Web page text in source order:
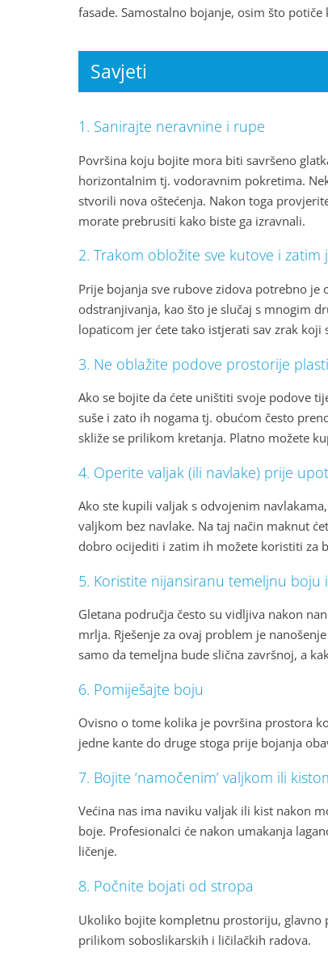
fasade. Samostalno bojanje, osim što
Savjeti
1. Sanirajte neravnine i rupe
Površina koju bojite mora biti savršeno
horizontalnim tj. vodoravnim pokretima.
stvorili nova oštećenja. Nakon toga
morate prebrusiti kako biste ga izravnali.
2. Trakom obložite sve kutove i zatim
Prije bojanja sve rubove zidova potrebno
odstranjivanja, kao što je slučaj s mnogim
lopaticom jer ćete tako istjerati sav zrak koji
3. Ne oblažite podove prostorije
Ako se bojite da ćete uništiti svoje podove
suše i zato ih nogama tj. obućom često
skliže se prilikom kretanja. Platno možete
4. Operite valjak (ili navlake) prije
Ako ste kupili valjak s odvojenim
valjkom bez navlake. Na taj način maknut
dobro ocijediti i zatim ih možete koristiti za
5. Koristite nijansiranu temeljnu boju
Gletana područja često su vidljiva nakon
mrlja. Rješenje za ovaj problem je
samo da temeljna bude slična završnoj, a
6. Pomiješajte boju
Ovisno o tome kolika je površina prostora
jedne kante do druge stoga prije bojanja
7. Bojite ‘namočenim’ valjkom ili
Većina nas ima naviku valjak ili kist nakon
boje. Profesionalci će nakon umakanja
ličenje.
8. Počnite bojati od stropa
Ukoliko bojite kompletnu prostoriju, glavno
prilikom soboslikarskih i ličilačkih radova.